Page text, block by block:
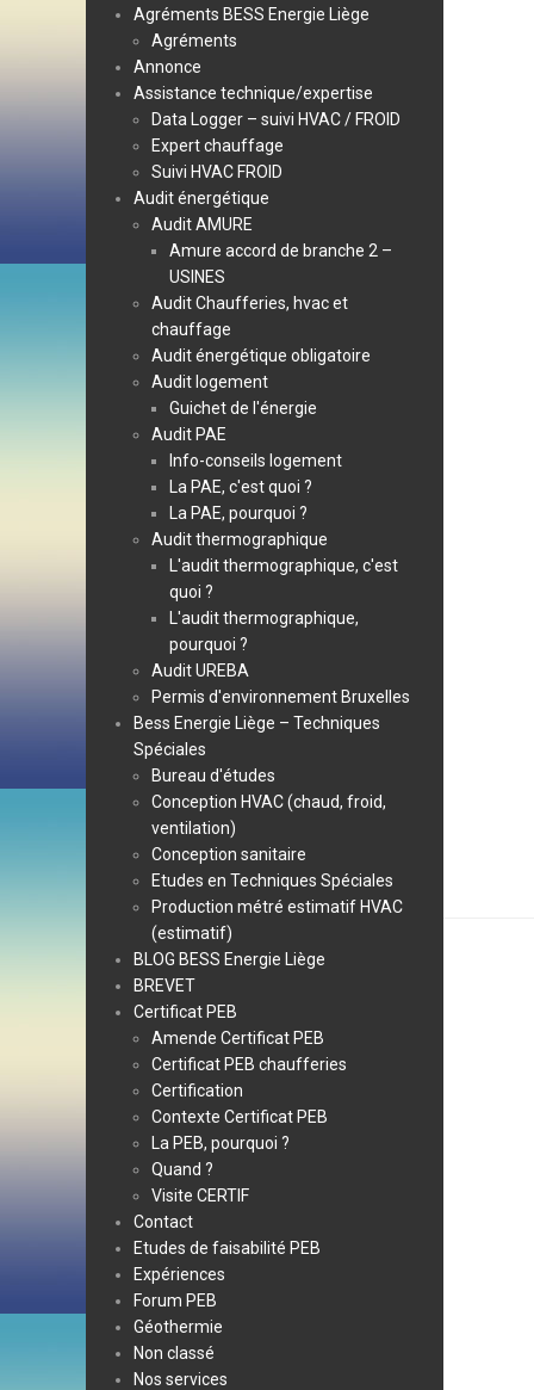
Agréments BESS Energie Liège
Agréments
Annonce
Assistance technique/expertise
Data Logger – suivi HVAC / FROID
Expert chauffage
Suivi HVAC FROID
Audit énergétique
Audit AMURE
Amure accord de branche 2 –
USINES
Audit Chaufferies, hvac et
chauffage
Audit énergétique obligatoire
Audit logement
Guichet de l'énergie
Audit PAE
Info-conseils logement
La PAE, c'est quoi ?
La PAE, pourquoi ?
Audit thermographique
L'audit thermographique, c'est
quoi ?
L'audit thermographique,
pourquoi ?
Audit UREBA
Permis d'environnement Bruxelles
Bess Energie Liège – Techniques
Spéciales
Bureau d'études
Conception HVAC (chaud, froid,
ventilation)
Conception sanitaire
Etudes en Techniques Spéciales
Production métré estimatif HVAC
(estimatif)
BLOG BESS Energie Liège
BREVET
Certificat PEB
Amende Certificat PEB
Certificat PEB chaufferies
Certification
Contexte Certificat PEB
La PEB, pourquoi ?
Quand ?
Visite CERTIF
Contact
Etudes de faisabilité PEB
Expériences
Forum PEB
Géothermie
Non classé
Nos services